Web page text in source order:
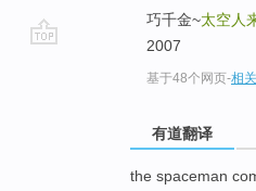
巧千金~太空人
2007
基于48个网页-相
有道翻译
the spaceman